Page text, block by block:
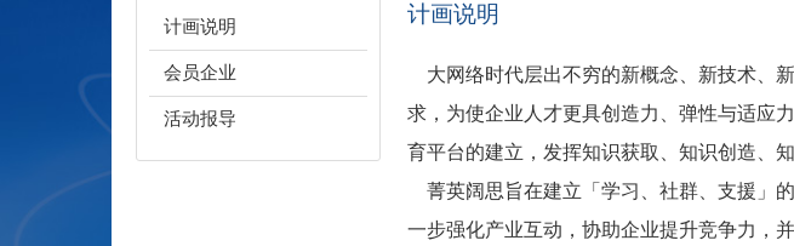
计画说明
会员企业
活动报导
计画说明
大网络时代层出不穷的新概念、新技术、
求，为使企业人才更具创造力、弹性与适应
育平台的建立，发挥知识获取、知识创造、
菁英阔思旨在建立「学习、社群、支援」
一步强化产业互动，协助企业提升竞争力，